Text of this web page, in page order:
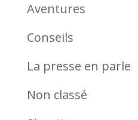
Aventures
Conseils
La presse en parle
Non classé